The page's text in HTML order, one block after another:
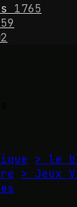
1765
> le
> Jeux